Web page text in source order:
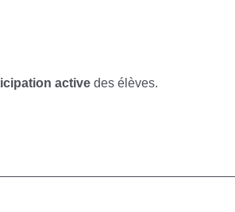
active des élèves.